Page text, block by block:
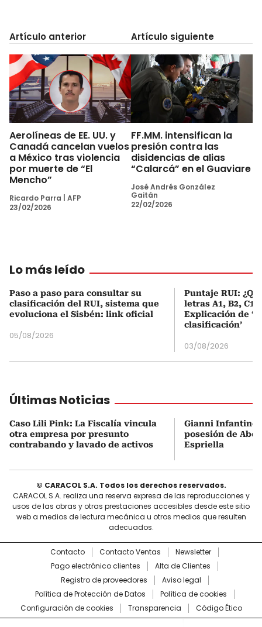
Artículo anterior
Aerolíneas de EE. UU. y
Canadá cancelan vuelos
a México tras violencia
por muerte de “El
Mencho”
Ricardo Parra
AFP
23/02/2026
Artículo siguiente
FF.MM. intensifican la
presión contra las
disidencias de alias
“Calarcá” en el Guaviare
José Andrés González
Gaitán
22/02/2026
Lo más leído
Paso a paso para consultar su
clasificación del RUI, sistema que
evoluciona el Sisbén: link oficial
05/08/2026
Puntaje RUI:
letras A1, B2, C1
Explicación de
clasificación’
03/08/2026
Últimas Noticias
Caso Lili Pink: La Fiscalía vincula
otra empresa por presunto
contrabando y lavado de activos
Gianni Infantino
posesión de
Espriella
© CARACOL S.A. Todos los derechos reservados.
CARACOL S.A. realiza una reserva expresa de las reproducciones y
usos de las obras y otras prestaciones accesibles desde este sitio
web a medios de lectura mecánica u otros medios que resulten
adecuados.
Contacto Contacto Ventas
Newsletter
Pago electrónico clientes
Alta de Clientes
Registro de proveedores
Aviso legal
Política de Protección de Datos
Política de cookies
Configuración de cookies
Transparencia Código Ético